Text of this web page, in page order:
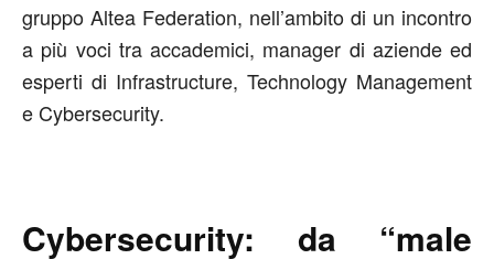
gruppo Altea Federation, nell’ambito di un incontro
a più voci tra accademici, manager di aziende ed
esperti di Infrastructure, Technology Management
e Cybersecurity.
Cybersecurity: da “male